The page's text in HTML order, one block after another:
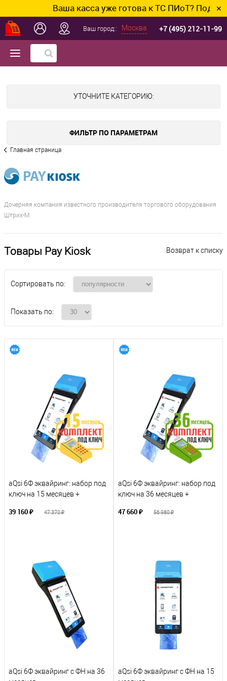
Ваша касса уже готова к ТС ПИоТ? ✕
Ваш город:: Москва +7 (495) 212-11-99
УТОЧНИТЕ КАТЕГОРИЮ:
ФИЛЬТР ПО ПАРАМЕТРАМ
Главная страница
Дочерняя компания известного производителя торгового оборудования
Штрих-М.
Возврат к списку
Товары Pay Kiosk
Сортировать по:
Показать по:
aQsi 6Ф эквайринг: набор под
ключ на 15 месяцев +
39 160 ₽ 47 370 ₽
К сравнению
В избранное
В наличии
aQsi 6Ф эквайринг: набор под
ключ на 36 месяцев +
47 660 ₽ 56 980 ₽
К сравнению
В избранное
aQsi 6Ф эквайринг с ФН на 36
aQsi 6Ф эквайринг с ФН на 15